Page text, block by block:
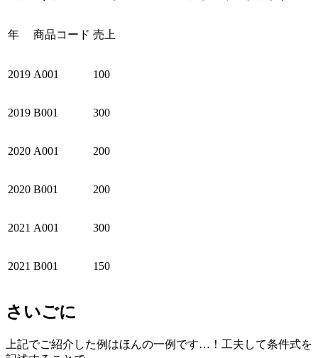
年 商品コード 売上
2019 A001 100
2019 B001 300
2020 A001 200
2020 B001 200
2021 A001 300
2021 B001 150
さいごに
上記でご紹介した例はほんの一例です…！工夫して条件式を